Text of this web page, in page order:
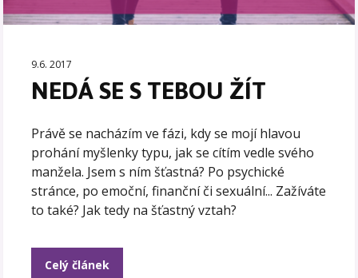
9.6. 2017
NEDÁ SE S TEBOU ŽÍT
Právě se nacházím ve fázi, kdy se mojí hlavou
prohání myšlenky typu, jak se cítím vedle svého
manžela. Jsem s ním šťastná? Po psychické
stránce, po emoční, finanční či sexuální... Zažíváte
to také? Jak tedy na šťastný vztah?
Celý článek